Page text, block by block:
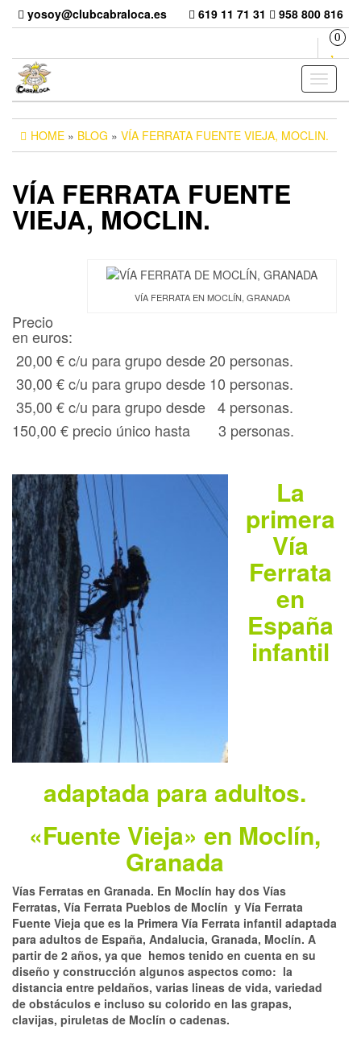
Skip
content
yosoy@clubcabraloca.es 619 11 71 31 958 800 816
0
Toggle
HOME » BLOG » VÍA FERRATA FUENTE VIEJA, MOCLIN.
VÍA FERRATA FUENTE
VIEJA, MOCLIN.
VÍA FERRATA EN MOCLÍN, GRANADA
Precio
en euros:
20,00 € c/u para grupo desde 20 personas.
30,00 € c/u para grupo desde 10 personas.
35,00 € c/u para grupo desde 4 personas.
150,00 € precio único hasta 3 personas.
La
primera
Vía
Ferrata
en
España
infantil
adaptada para adultos.
«Fuente Vieja» en Moclín,
Granada
Vías Ferratas en Granada. En Moclín hay dos Vías
Ferratas, Vía Ferrata Pueblos de Moclín y Vía Ferrata
Fuente Vieja que es la Primera Vía Ferrata infantil adaptada
para adultos de España, Andalucia, Granada, Moclín. A
partir de 2 años, ya que hemos tenido en cuenta en su
diseño y construcción algunos aspectos como: la
distancia entre peldaños, varias lineas de vida, variedad
de obstáculos e incluso su colorido en las grapas,
clavijas, piruletas de Moclín o cadenas.